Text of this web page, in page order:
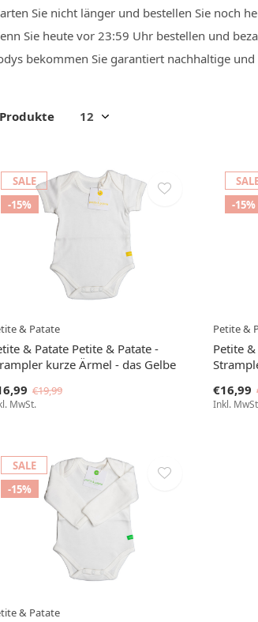
Sie nicht länger und bestellen Sie noch
Sie heute vor 23:59 Uhr bestellen und
bekommen Sie garantiert nachhaltige
SALE
-15%
& Patate
& Patate Petite & Patate -
kurze Ärmel - das Gelbe
€19,99
MwSt.
-15%
Petite &
Petite
€16,99
Inkl.
SALE
-15%
& Patate